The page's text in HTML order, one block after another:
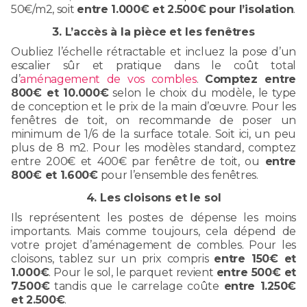
50€/m2, soit entre 1.000€ et 2.500€ pour l’isolation.
3. L’accès à la pièce et les fenêtres
Oubliez l’échelle rétractable et incluez la pose d’un
escalier sûr et pratique dans le coût total
d’aménagement de vos combles. Comptez entre
800€ et 10.000€selon le choix du modèle, le type
de conception et le prix de la main d’œuvre. Pour les
fenêtres de toit, on recommande de poser un
minimum de 1/6 de la surface totale. Soit ici, un peu
plus de 8 m2. Pour les modèles standard, comptez
entre 200€ et 400€ par fenêtre de toit, ou entre
800€ et 1.600€pour l’ensemble des fenêtres.
4. Les cloisons et le sol
Ils représentent les postes de dépense les moins
importants. Mais comme toujours, cela dépend de
votre projet d’aménagement de combles. Pour les
cloisons, tablez sur un prix compris entre 150€ et
1.000€. Pour le sol, le parquet revient entre 500€ et
7.500€tandis que le carrelage coûte entre 1.250€
et 2.500€.